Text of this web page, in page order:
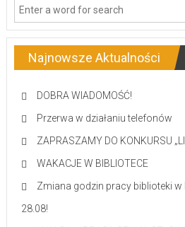
Najnowsze Aktualności
DOBRA WIADOMOŚĆ!
Przerwa w działaniu telefonów
ZAPRASZAMY DO KONKURSU
WAKACJE W BIBLIOTECE
Zmiana godzin pracy biblioteki w
28.08!